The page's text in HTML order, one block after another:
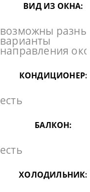
ВИД ИЗ ОКНА:
возможны
варианты
направления
КОНДИЦИОНЕР:
есть
БАЛКОН:
есть
ХОЛОДИЛЬНИК: